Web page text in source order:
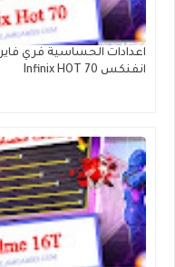
اعدادات الحساسية فري فاير
انفنكس Infinix HOT 70